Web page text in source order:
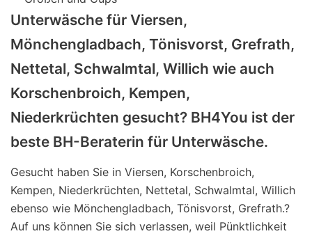
Unterwäsche für Viersen,
Mönchengladbach, Tönisvorst, Grefrath,
Nettetal, Schwalmtal, Willich wie auch
Korschenbroich, Kempen,
Niederkrüchten gesucht? BH4You ist der
beste BH-Beraterin für Unterwäsche.
Gesucht haben Sie in Viersen, Korschenbroich,
Kempen, Niederkrüchten, Nettetal, Schwalmtal, Willich
ebenso wie Mönchengladbach, Tönisvorst, Grefrath.?
Auf uns können Sie sich verlassen, weil Pünktlichkeit